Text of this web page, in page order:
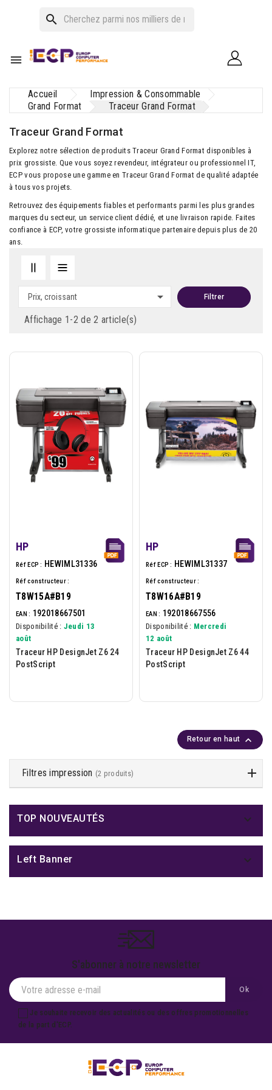
search

Accueil
Impression & Consommable
Grand Format
Traceur Grand Format
Traceur Grand Format
Explorez notre sélection de produits Traceur Grand Format disponibles à
prix grossiste. Que vous soyez revendeur, intégrateur ou professionnel IT,
ECP vous propose une gamme en Traceur Grand Format de qualité adaptée
à tous vos projets.
Retrouvez des équipements fiables et performants parmi les plus grandes
marques du secteur, un service client dédié, et une livraison rapide. Faites
confiance à ECP, votre grossiste informatique partenaire depuis plus de 20
ans.
Prix, croissant  Filtrer
Affichage 1-2 de 2 article(s)
HP
Réf ECP : HEWIML31336
Réf constructeur :
T8W15A#B19
EAN : 192018667501
Disponibilité : Jeudi 13
août
Traceur HP DesignJet Z6 24
PostScript
HP
Réf ECP : HEWIML31337
Réf constructeur :
T8W16A#B19
EAN : 192018667556
Disponibilité : Mercredi
12 août
Traceur HP DesignJet Z6 44
PostScript
Retour en haut 
Filtres impression (2 produits)
TOP NOUVEAUTÉS 
Left Banner 
S'abonner à notre newsletter
Je souhaite recevoir des actualités ou des offres promotionnelles
de la part d'ECP.